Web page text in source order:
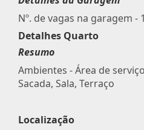
Nº. de vagas na garagem - 1
Detalhes Quarto
Resumo
Ambientes - Área de
Sacada, Sala, Terraço
Localização